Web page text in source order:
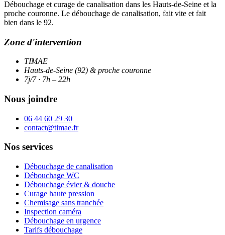
Débouchage et curage de canalisation dans les Hauts-de-Seine et la
proche couronne. Le débouchage de canalisation, fait vite et fait
bien dans le 92.
Zone d'intervention
TIMAE
Hauts-de-Seine (92) & proche couronne
7j/7 · 7h – 22h
Nous joindre
06 44 60 29 30
contact@timae.fr
Nos services
Débouchage de canalisation
Débouchage WC
Débouchage évier & douche
Curage haute pression
Chemisage sans tranchée
Inspection caméra
Débouchage en urgence
Tarifs débouchage